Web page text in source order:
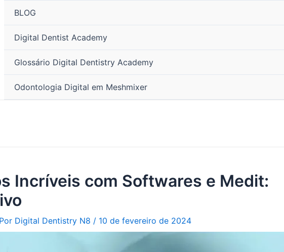
BLOG
Digital Dentist Academy
Glossário Digital Dentistry Academy
Odontologia Digital em Meshmixer
Incríveis com Softwares e Medit:
Digital Dentistry N8 / 10 de fevereiro de 2024